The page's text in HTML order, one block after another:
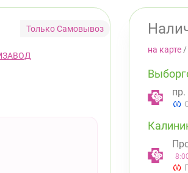
Только Самовывоз
на карте /
пр.